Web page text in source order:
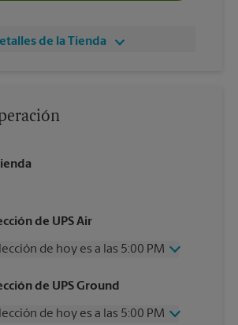
de la Tienda
de UPS Air
de hoy es a las 5:00 PM
5:00 PM
5:00 PM
de UPS Ground
de hoy es a las 5:00 PM